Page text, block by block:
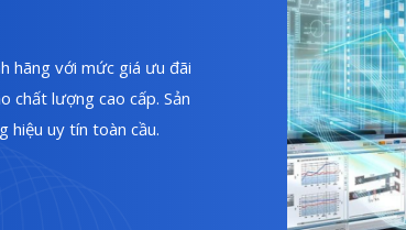
hãng với mức giá ưu đãi
chất lượng cao cấp. Sản
hiệu uy tín toàn cầu.